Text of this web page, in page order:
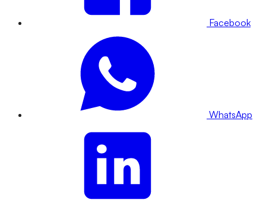
Facebook
WhatsApp